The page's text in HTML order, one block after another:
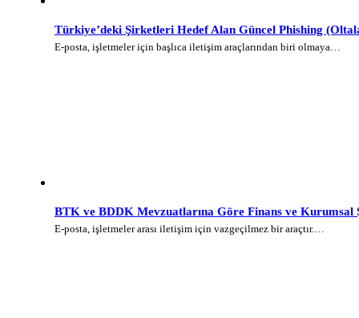
Türkiye’deki Şirketleri Hedef Alan Güncel Phishing
E-posta, işletmeler için başlıca iletişim araçlarından biri olmaya…
BTK ve BDDK Mevzuatlarına Göre Finans ve
E-posta, işletmeler arası iletişim için vazgeçilmez bir araçtır.…